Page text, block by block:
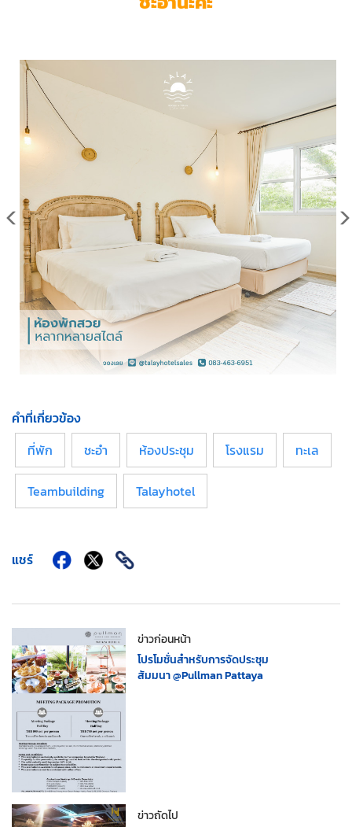
คำที่เกี่ยวข้อง
ที่พัก
ชะอำ ห้องประชุม โรงแรม ทะเล
Teambuilding Talayhotel
แชร์
ข่าวก่อนหน้า
โปรโมชั่นสำหรับการจัดประชุม
สัมมนา @Pullman Pattaya
ข่าวถัดไป